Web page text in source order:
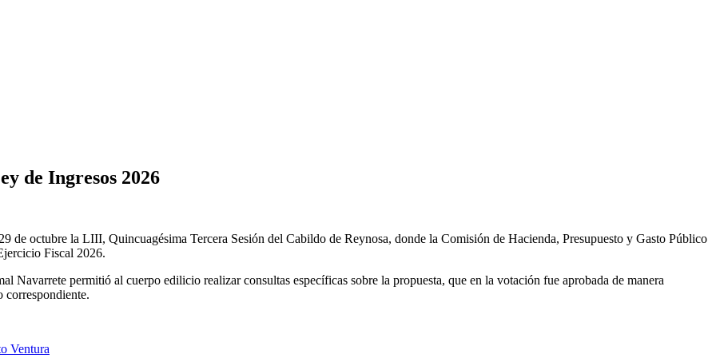
de Ingresos 2026
de octubre la LIII, Quincuagésima Tercera Sesión del Cabildo de Reynosa, donde la Comisión de Hacienda, Presupuesto y Gasto Público
Fiscal 2026.
Navarrete permitió al cuerpo edilicio realizar consultas específicas sobre la propuesta, que en la votación fue aprobada de manera
correspondiente.
Ventura